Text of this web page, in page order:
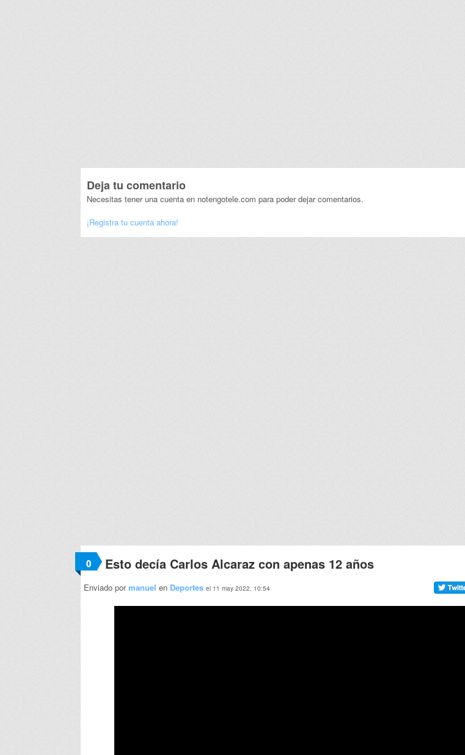
Deja tu comentario
Necesitas tener una cuenta en notengotele.com para poder dejar comentarios.
¡Registra tu cuenta ahora!
0 Esto decía Carlos Alcaraz con apenas 12 años
Enviado pormanuel en Deportes el 11 may 2022, 10:54